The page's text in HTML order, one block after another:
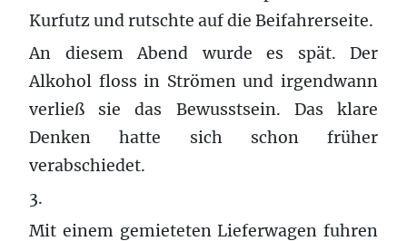
Kurfutz und rutschte auf die Beifahrerseite.
An diesem Abend wurde es spät. Der
Alkohol floss in Strömen und irgendwann
verließ sie das Bewusstsein. Das klare
Denken hatte sich schon früher
verabschiedet.
3.
Mit einem gemieteten Lieferwagen fuhren